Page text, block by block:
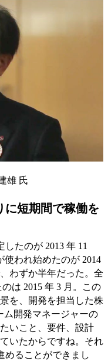
雄 氏
に短期間で稼働を
したのが 2013 年 11
使われ始めたのが 2014
わずか半年だった。全
は 2015 年 3 月。この
を、開発を担当した株
ム開発マネージャーの
いこと、要件、設計
いたからですね。それ
めることができまし